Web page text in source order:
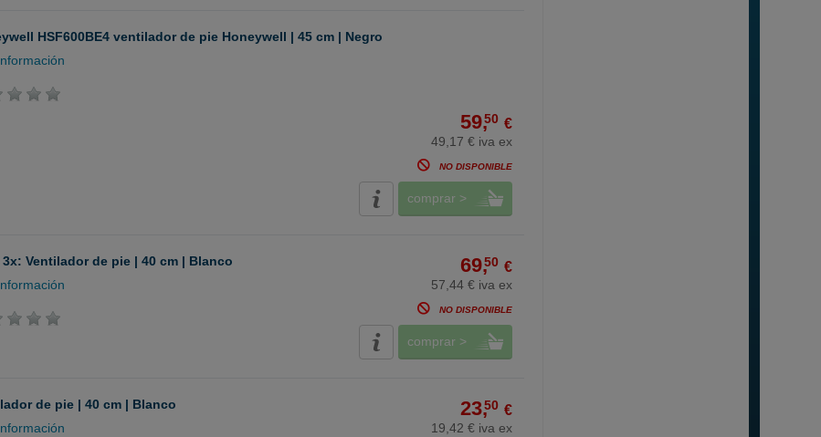
HSF600BE4 ventilador de pie Honeywell | 45 cm | Negro
59,50 €
49,17 € iva ex
NO DISPONIBLE
comprar >
3x: Ventilador de pie | 40 cm | Blanco
69,50 €
57,44 € iva ex
NO DISPONIBLE
comprar >
de pie | 40 cm | Blanco
23,50 €
19,42 € iva ex